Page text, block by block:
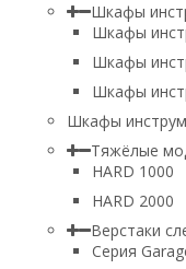
Шкафы
Шкафы
Шкафы
Шкафы
Шкафы
Тяжёлые
HARD 1000
HARD 2000
Верстаки
Серия